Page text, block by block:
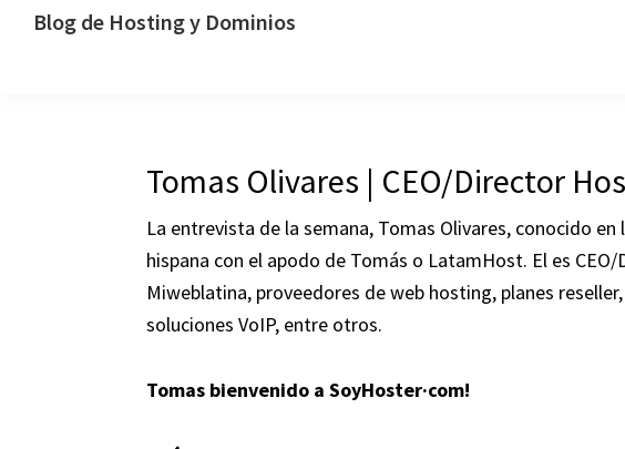
Saltar
Saltar
SaltarBlog de Hosting y Dominios
Tomas Olivares | CEO/Director
La entrevista de la semana, Tomas Olivares, conocido
hispana con el apodo de Tomás o LatamHost. El es
Miweblatina, proveedores de web hosting, planes
soluciones VoIP, entre otros.
Tomas bienvenido a SoyHoster·com!